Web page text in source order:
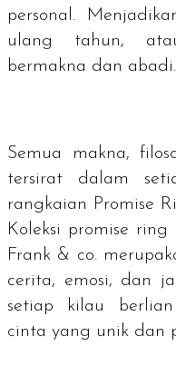
personal.
ulang tahun,
bermakna dan abadi.
Semua makna,
tersirat dalam
rangkaian Promise
Koleksi promise
Frank & co.
cerita, emosi, dan
setiap kilau
cinta yang unik dan